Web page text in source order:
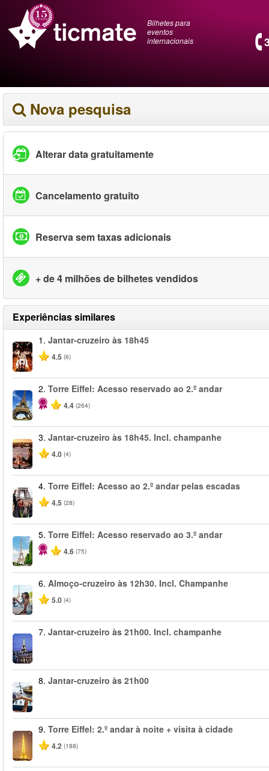
Bilhetes para
eventos
internacionais
Nova pesquisa
Alterar data gratuitamente
Cancelamento gratuito
Reserva sem taxas adicionais
+ de 4 milhões de bilhetes vendidos
Experiências similares
1. Jantar-cruzeiro às 18h45
4.5 (6)
2. Torre Eiffel: Acesso reservado ao 2.º andar
4.4 (264)
3. Jantar-cruzeiro às 18h45. Incl. champanhe
4.0 (4)
4. Torre Eiffel: Acesso ao 2.º andar pelas escadas
4.5 (28)
5. Torre Eiffel: Acesso reservado ao 3.º andar
4.6 (75)
6. Almoço-cruzeiro às 12h30. Incl. Champanhe
5.0 (4)
7. Jantar-cruzeiro às 21h00. Incl. champanhe
8. Jantar-cruzeiro às 21h00
9. Torre Eiffel: 2.º andar à noite + visita à cidade
4.2 (188)